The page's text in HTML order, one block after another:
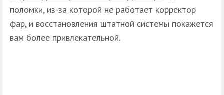
поломки, из-за которой не работает корректор
фар, и восстановления штатной системы покажется
вам более привлекательной.